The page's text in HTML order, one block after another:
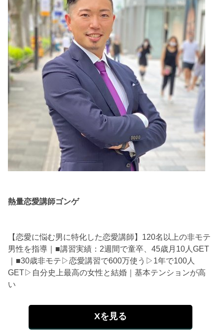
熱量恋愛講師ゴンゲ
【恋愛に悩む男に特化した恋愛講師】120名以上の非モテ
男性を指導｜■講習実績：2週間で童卒、45歳月10人GET
｜■30歳非モテ▷恋愛講習で600万使う▷1年で100人
GET▷自分史上最高の女性と結婚｜基本テンションが高
い
Xを見る